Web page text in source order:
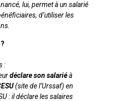
lui, permet à un salarié
d’utiliser les
?
:
déclare son salariéà
(site de l’Urssaf) en
: il déclare les salaires